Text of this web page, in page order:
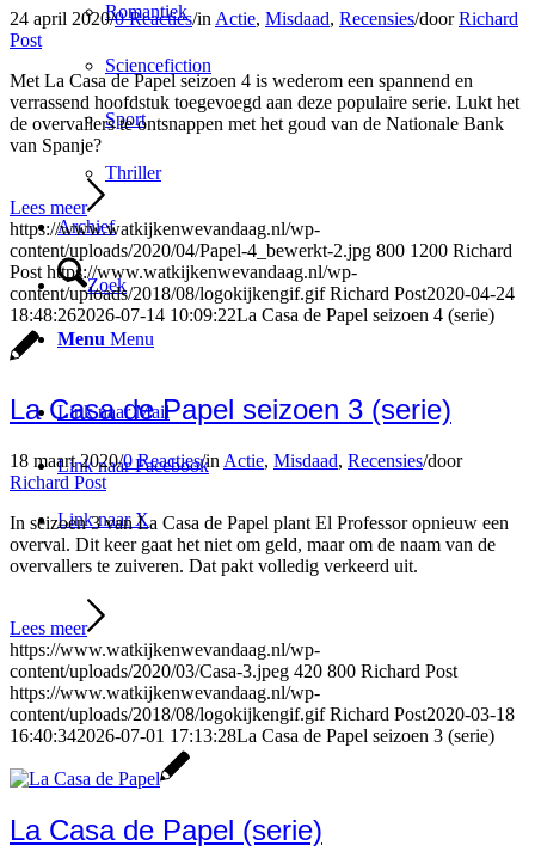
Romantiek
Sciencefiction
Sport
Thriller
Archief
Zoek
Menu Menu
Link naar Mail
Link naar Facebook
Link naar X
24 april 2020/0 Reacties/in Actie, Misdaad, Recensies/doorRichard
Post
Met La Casa de Papel seizoen 4 is wederom een spannend en
verrassend hoofdstuk toegevoegd aan deze populaire serie. Lukt het
de overvallers te ontsnappen met het goud van de Nationale Bank
van Spanje?
Lees meer
https://www.watkijkenwevandaag.nl/wp-
content/uploads/2020/04/Papel-4_bewerkt-2.jpg 800 1200 Richard
Post https://www.watkijkenwevandaag.nl/wp-
content/uploads/2018/08/logokijkengif.gif Richard Post2020-04-24
18:48:262026-07-14 10:09:22La Casa de Papel seizoen 4 (serie)
La Casa de Papel seizoen 3 (serie)
18 maart 2020/0 Reacties/in Actie, Misdaad, Recensies/door
Richard Post
In seizoen 3 van La Casa de Papel plant El Professor opnieuw een
overval. Dit keer gaat het niet om geld, maar om de naam van de
overvallers te zuiveren. Dat pakt volledig verkeerd uit.
Lees meer
https://www.watkijkenwevandaag.nl/wp-
content/uploads/2020/03/Casa-3.jpeg 420 800 Richard Post
https://www.watkijkenwevandaag.nl/wp-
content/uploads/2018/08/logokijkengif.gif Richard Post2020-03-18
16:40:342026-07-01 17:13:28La Casa de Papel seizoen 3 (serie)
La Casa de Papel (serie)